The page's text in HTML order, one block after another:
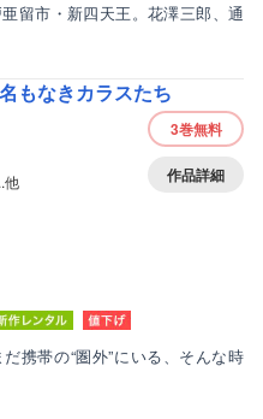
留市・新四天王。花澤三郎、通
もなきカラスたち
他
3巻無料
作品詳細
携帯の“圏外”にいる、そんな時